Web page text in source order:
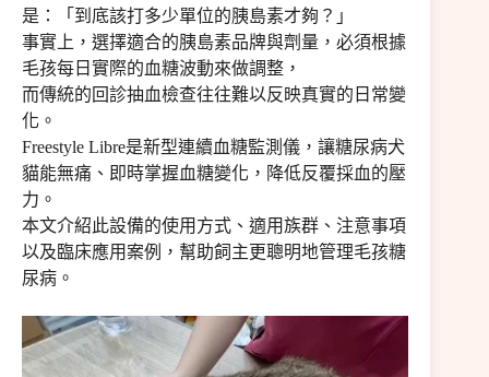
是：「到底該打多少單位的胰島素才夠？」
事實上，選擇適合的胰島素品牌與劑量，必須根據
毛孩每日實際的血糖波動來做調整，
而傳統的回診抽血檢查往往難以反映真實的日常變
化。
Freestyle Libre是新型連續血糖監測儀，讓糖尿病犬
貓能無痛、即時掌握血糖變化，降低反覆採血的壓
力。
本文介紹此設備的使用方式、適用族群、注意事項
以及臨床應用案例，幫助飼主更聰明地管理毛孩糖
尿病。